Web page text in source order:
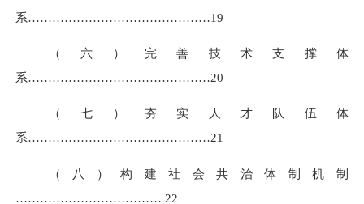
系………………………………………19
（六）完善技术支撑体
系………………………………………20
（七）夯实人才队伍体
系………………………………………21
（八）构建社会共治体制机制
……………………………… 22